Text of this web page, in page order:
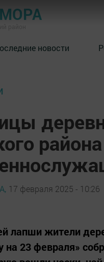
новости
17 февраля 2025 - 10:26
жители
на 23 февраля»